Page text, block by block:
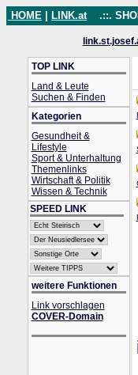
HOME LINK.at .::.
TOP LINK
Land & Leute
Suchen & Finden
Kategorien
Gesundheit &
Lifestyle
Sport & Unterhaltung
Themenlinks
Wirtschaft & Politik
Wissen & Technik
SPEED LINK
weitere Funktionen
Link vorschlagen
COVER-Domain